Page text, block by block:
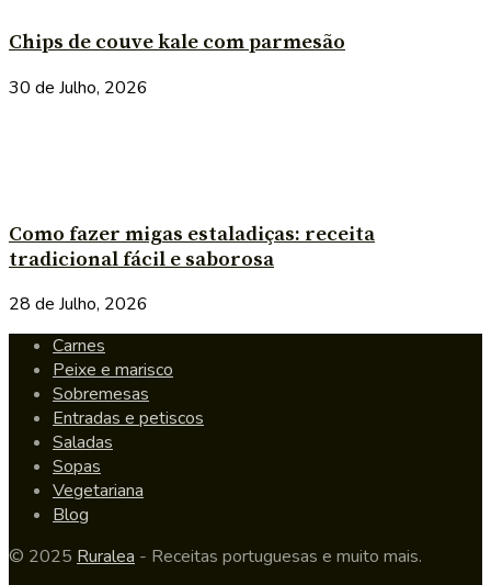
Chips de couve kale com parmesão
30 de Julho, 2026
Como fazer migas estaladiças: receita
tradicional fácil e saborosa
28 de Julho, 2026
Carnes
Peixe e marisco
Sobremesas
Entradas e petiscos
Saladas
Sopas
Vegetariana
Blog
© 2025 Ruralea - Receitas portuguesas e muito mais.